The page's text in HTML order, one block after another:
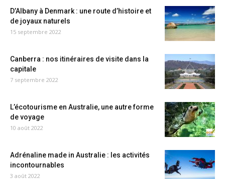
D’Albany à Denmark : une route d’histoire et
de joyaux naturels
15 septembre 2022
Canberra : nos itinéraires de visite dans la
capitale
7 septembre 2022
L’écotourisme en Australie, une autre forme
de voyage
10 août 2022
Adrénaline made in Australie : les activités
incontournables
3 août 2022